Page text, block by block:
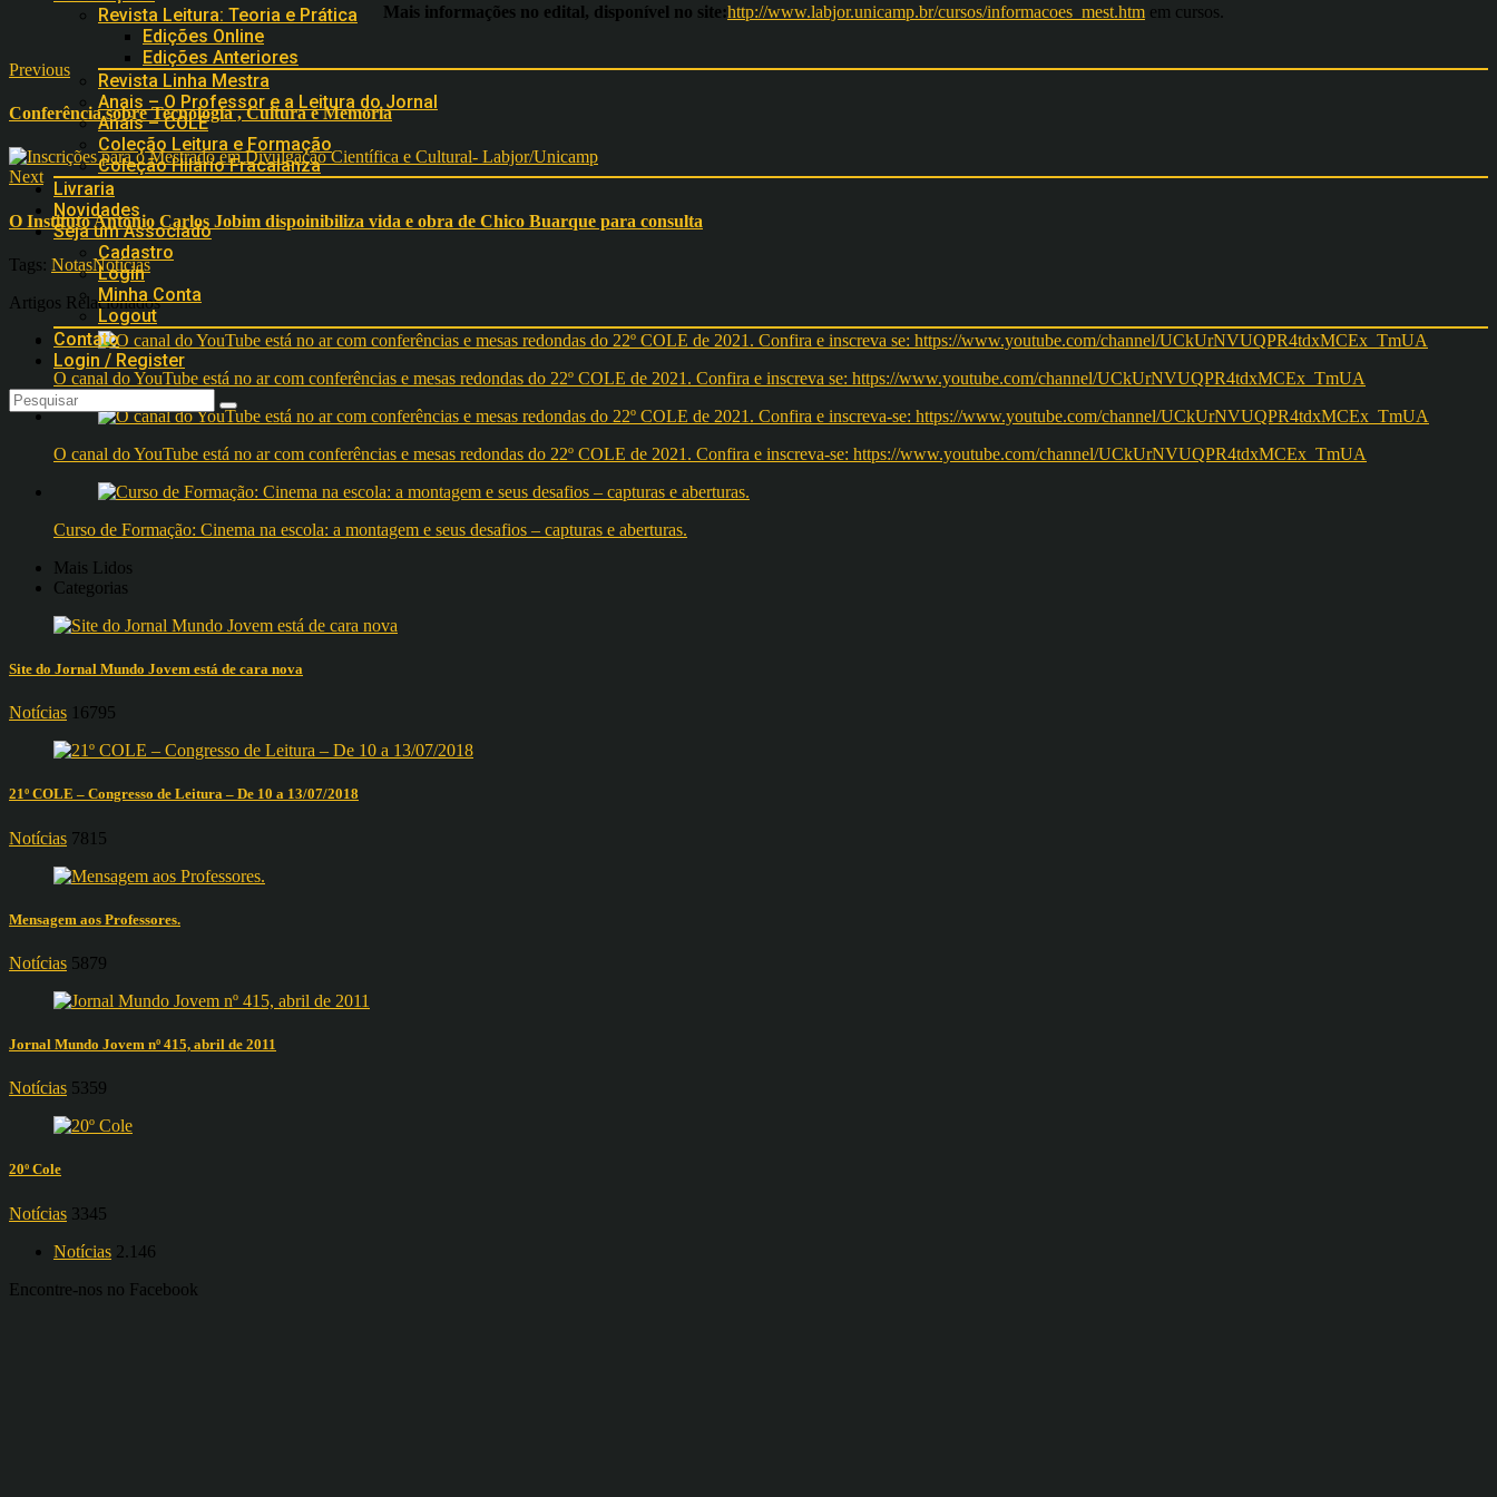
Revista Leitura: Teoria e Prática
Edições Online
Edições Anteriores
Revista Linha Mestra
Anais – O Professor e a Leitura do Jornal
Anais – COLE
Coleção Leitura e Formação
Coleção Hilário Fracalanza
Livraria
Novidades
Seja um Associado
Cadastro
Login
Minha Conta
Logout
Contato
Login / Register
Mais informações no edital, disponível no site:http://www.labjor.unicamp.br/cursos/informacoes_mest.htm em cursos.
Previous
Conferência sobre Tecnologia , Cultura e Memória
Next
O Instituto Antonio Carlos Jobim dispoinibiliza vida e obra de Chico Buarque para consulta
Tags: NotasNotícias
Artigos Relacionados
O canal do YouTube está no ar com conferências e mesas redondas do 22º COLE de 2021. Confira e inscreva se: https://www.youtube.com/channel/UCkUrNVUQPR4tdxMCEx_TmUA
O canal do YouTube está no ar com conferências e mesas redondas do 22º COLE de 2021. Confira e inscreva-se: https://www.youtube.com/channel/UCkUrNVUQPR4tdxMCEx_TmUA
Curso de Formação: Cinema na escola: a montagem e seus desafios – capturas e aberturas.
Mais Lidos
Categorias
Site do Jornal Mundo Jovem está de cara nova
Notícias 16795
21º COLE – Congresso de Leitura – De 10 a 13/07/2018
Notícias 7815
Mensagem aos Professores.
Notícias 5879
Jornal Mundo Jovem nº 415, abril de 2011
Notícias 5359
20º Cole
Notícias 3345
Notícias 2.146
Encontre-nos no Facebook